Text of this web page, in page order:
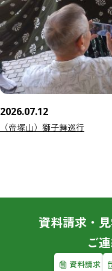
2026.07.12
（帝塚山）獅子舞巡行
資料請求・
ご
資料請求